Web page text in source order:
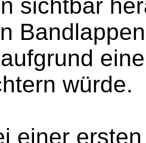
sichtbar
würde.
einer